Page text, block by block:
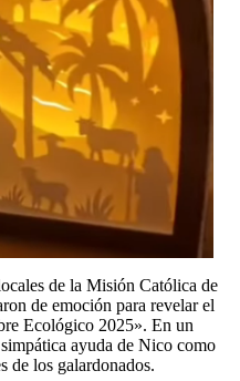
de la Misión Católica de
de emoción para revelar el
Ecológico 2025». En un
ayuda de Nico como
de los galardonados.